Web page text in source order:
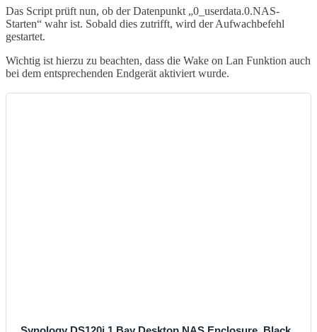
Das Script prüft nun, ob der Datenpunkt „0_userdata.0.NAS-
Starten“ wahr ist. Sobald dies zutrifft, wird der Aufwachbefehl
gestartet.
Wichtig ist hierzu zu beachten, dass die Wake on Lan Funktion auch
bei dem entsprechenden Endgerät aktiviert wurde.